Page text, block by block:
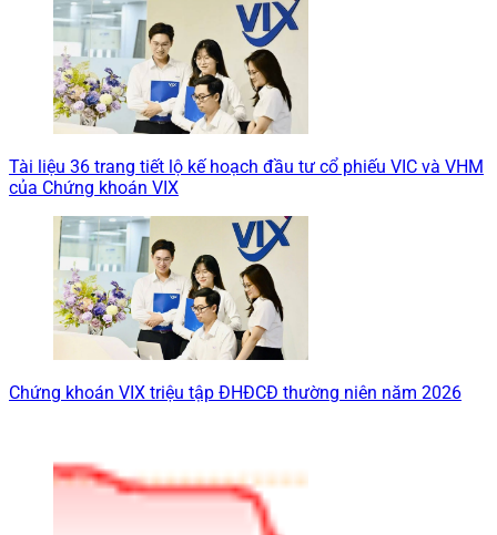
Tài liệu 36 trang tiết lộ kế hoạch đầu tư cổ phiếu VIC và VHM
của Chứng khoán VIX
Chứng khoán VIX triệu tập ĐHĐCĐ thường niên năm 2026